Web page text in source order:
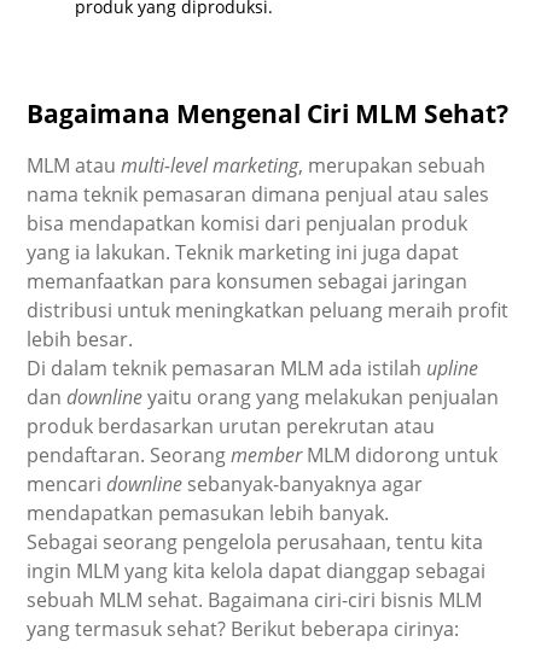
produk yang diproduksi.
Bagaimana Mengenal Ciri MLM Sehat?
MLM ataumulti-level marketing, merupakan sebuah
nama teknik pemasaran dimana penjual atau sales
bisa mendapatkan komisi dari penjualan produk
yang ia lakukan. Teknik marketing ini juga dapat
memanfaatkan para konsumen sebagai jaringan
distribusi untuk meningkatkan peluang meraih profit
lebih besar.
Di dalam teknik pemasaran MLM ada istilah upline
dandownlineyaitu orang yang melakukan penjualan
produk berdasarkan urutan perekrutan atau
pendaftaran. SeorangmemberMLM didorong untuk
mencaridownline sebanyak-banyaknya agar
mendapatkan pemasukan lebih banyak.
Sebagai seorang pengelola perusahaan, tentu kita
ingin MLM yang kita kelola dapat dianggap sebagai
sebuah MLM sehat. Bagaimana ciri-ciri bisnis MLM
yang termasuk sehat? Berikut beberapa cirinya: